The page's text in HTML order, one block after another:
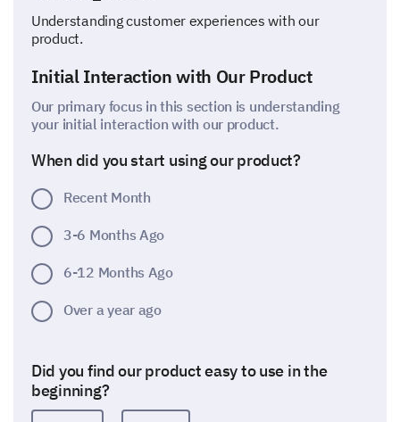
Understanding customer experiences with our
product.
Initial Interaction with Our Product
Our primary focus in this section is understanding
your initial interaction with our product.
When did you start using our product?
Recent Month
3-6 Months Ago
6-12 Months Ago
Over a year ago
Did you find our product easy to use in the
beginning?